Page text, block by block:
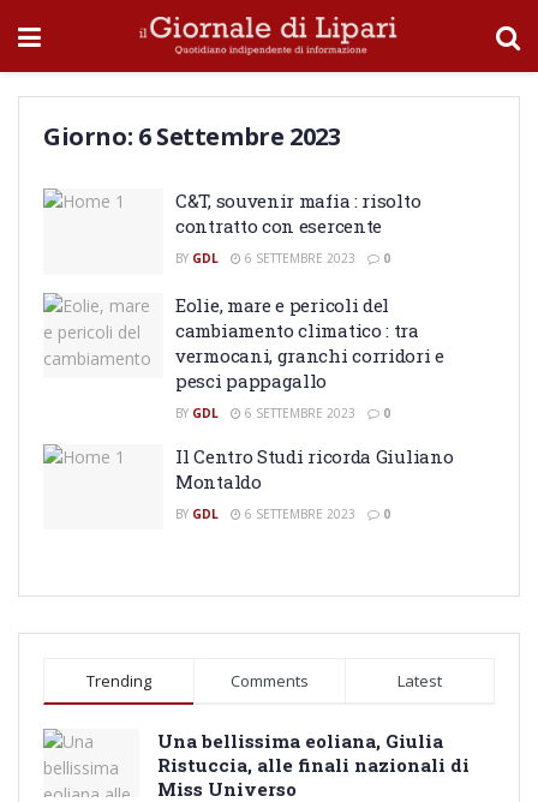
Giorno: 6 Settembre 2023
C&T, souvenir mafia : risolto
contratto con esercente
BY GDL 6 SETTEMBRE 2023 0
Eolie, mare e pericoli del
cambiamento climatico : tra
vermocani, granchi corridori e
pesci pappagallo
BY GDL 6 SETTEMBRE 2023 0
Il Centro Studi ricorda Giuliano
Montaldo
BY GDL 6 SETTEMBRE 2023 0
Trending Comments Latest
Una bellissima eoliana, Giulia
Ristuccia, alle finali nazionali di
Miss Universo